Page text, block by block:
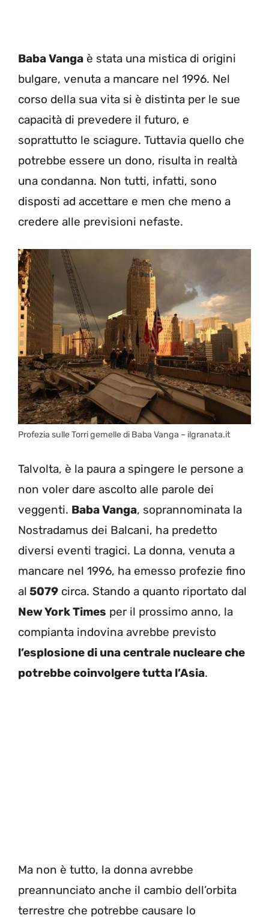
Baba Vanga è stata una mistica di origini
bulgare, venuta a mancare nel 1996. Nel
corso della sua vita si è distinta per le sue
capacità di prevedere il futuro, e
soprattutto le sciagure. Tuttavia quello che
potrebbe essere un dono, risulta in realtà
una condanna. Non tutti, infatti, sono
disposti ad accettare e men che meno a
credere alle previsioni nefaste.
Profezia sulle Torri gemelle di Baba Vanga – ilgranata.it
Talvolta, è la paura a spingere le persone a
non voler dare ascolto alle parole dei
veggenti. Baba Vanga, soprannominata la
Nostradamus dei Balcani, ha predetto
diversi eventi tragici. La donna, venuta a
mancare nel 1996, ha emesso profezie fino
al 5079 circa. Stando a quanto riportato dal
New York Times per il prossimo anno, la
compianta indovina avrebbe previsto
l’esplosione di una centrale nucleare che
potrebbe coinvolgere tutta l’Asia.
Ma non è tutto, la donna avrebbe
preannunciato anche il cambio dell’orbita
terrestre che potrebbe causare lo